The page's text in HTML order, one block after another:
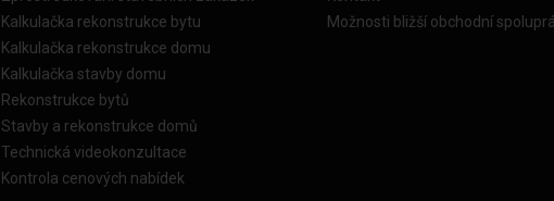
Kalkulačka rekonstrukce bytu
Kalkulačka rekonstrukce domu
Kalkulačka stavby domu
Rekonstrukce bytů
Stavby a rekonstrukce domů
Technická videokonzultace
Kontrola cenových nabídek
Možnosti bližší obchodní